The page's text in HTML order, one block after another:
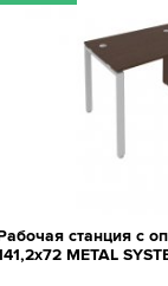
станция с
METAL